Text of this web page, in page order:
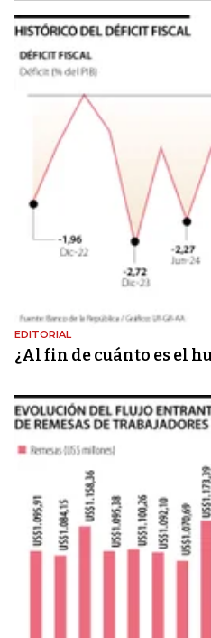
EDITORIAL
¿Al fin de cuánto es el